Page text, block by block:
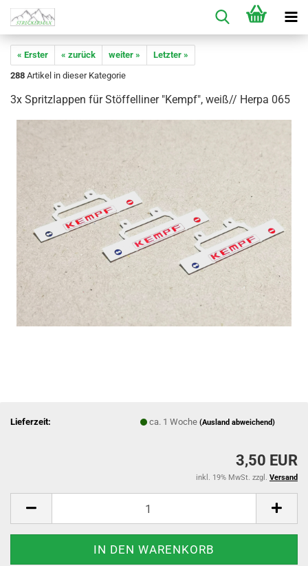
« Erster « zurück weiter »
Letzter »
288 Artikel in dieser Kategorie
3x Spritzlappen für Stöffelliner "Kempf", weiß// Herpa 065
Lieferzeit: ca. 1 Woche(Ausland abweichend)
3,50 EUR
inkl. 19% MwSt. zzgl. Versand